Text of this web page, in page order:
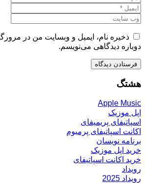
ذخیره نام، ایمیل و وبسایت من در
دوباره دیدگاهی می‌نویسم.
هشتگ
Apple Music
اپل موزیک
اسپاتیفای پریمیفای
اکانت اسپاتیفای پرمیوم
برنامه نویسان
خرید اپل موزیک
خرید اکانت اسپاتیفای
رویداد
رویداد 2025